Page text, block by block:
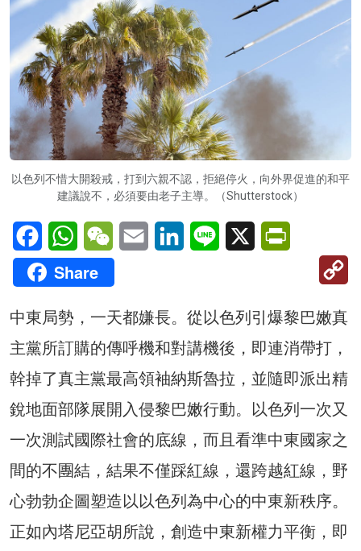
以色列不惜大開殺戒，打到六親不認，拒絕停火，向外界促進的和平
建議說不，必須要由老子主導。（Shutterstock）
FacebookWhatsAppWeChatEmail LinkedInLine X
Share
中東局勢，一天都嫌長。從以色列引爆黎巴嫩真
主黨所訂購的傳呼機和對講機後，即連消帶打，
幹掉了真主黨最高領袖納斯魯拉，並隨即派出精
銳地面部隊展開入侵黎巴嫩行動。以色列一次又
一次測試國際社會的底線，而且看準中東國家之
間的不團結，結果不僅踩紅線，還跨越紅線，野
心勃勃企圖塑造以以色列為中心的中東新秩序。
正如內塔尼亞胡所說，創造中東新權力平衡，即